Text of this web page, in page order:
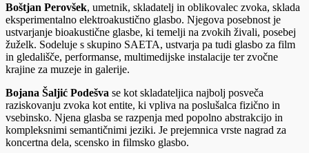
Boštjan Perovšek, umetnik, skladatelj in oblikovalec zvoka, sklada
eksperimentalno elektroakustično glasbo. Njegova posebnost je
ustvarjanje bioakustične glasbe, ki temelji na zvokih živali, posebej
žuželk. Sodeluje s skupino SAETA, ustvarja pa tudi glasbo za film
in gledališče, performanse, multimedijske instalacije ter zvočne
krajine za muzeje in galerije.
Bojana Šaljić Podešva se kot skladateljica najbolj posveča
raziskovanju zvoka kot entite, ki vpliva na poslušalca fizično in
vsebinsko. Njena glasba se razpenja med popolno abstrakcijo in
kompleksnimi semantičnimi jeziki. Je prejemnica vrste nagrad za
koncertna dela, scensko in filmsko glasbo.